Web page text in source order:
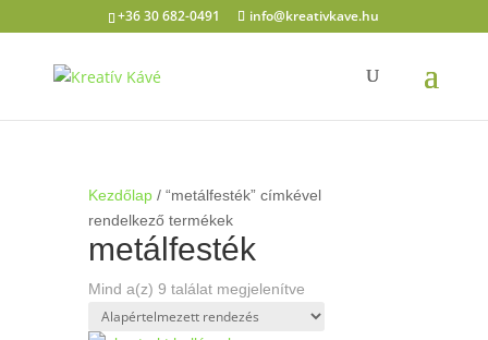
+36 30 682-0491 info@kreativkave.hu
Kezdőlap/ “metálfesték” címkével
rendelkező termékek
metálfesték
Mind a(z) 9 találat megjelenítve